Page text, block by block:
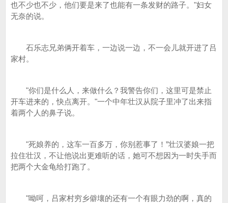
也不少也不少，他们要是来了也能有一条发财的路子。"妇女
无奈的说。
石乐志兄弟俩开着车，一边说一边，不一会儿就开进了吕
家村。
"你们是什么人，来做什么？我警告你们，这里可是禁止
开车进来的，快点离开。"一个中年壮汉从院子里冲了出来指
着两个人的鼻子说。
"死娘养的，这车一百多万，你别惹事了！”壮汉婆娘一把
拉住壮汉，不让他说出更难听的话，她可不想因为一时失手而
把两个大金龟给打跑了。
"呦呵，吕家村穷乡僻壤的还有一个有眼力劲的啊，真的